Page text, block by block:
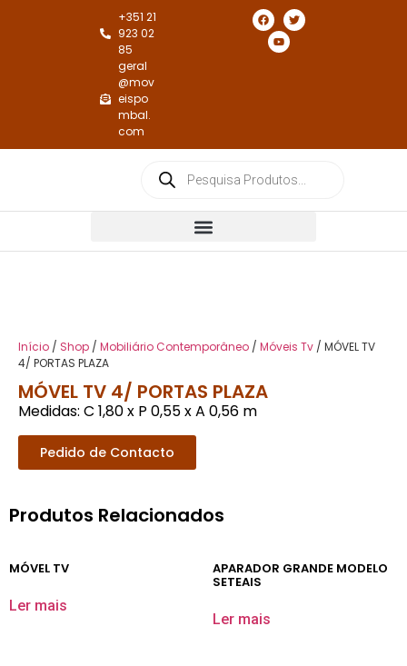
+351 21
923 02
85
geral
@mov
eispo
mbal.
com
Início / Shop / Mobiliário Contemporâneo / Móveis Tv / MÓVEL TV
4/ PORTAS PLAZA
MÓVEL TV 4/ PORTAS PLAZA
Medidas: C 1,80 x P 0,55 x A 0,56 m
Pedido de Contacto
Produtos Relacionados
MÓVEL TV
Ler mais
APARADOR GRANDE MODELO
SETEAIS
Ler mais